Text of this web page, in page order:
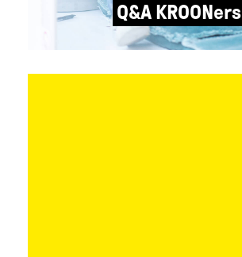
Q&A KROONers